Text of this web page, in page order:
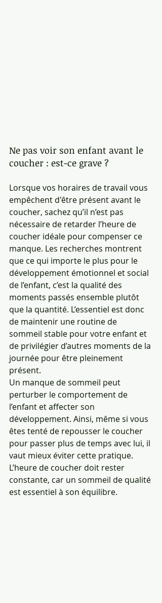
Ne pas voir son enfant avant le
coucher : est-ce grave ?
Lorsque vos horaires de travail vous
empêchent d'être présent avant le
coucher, sachez qu’il n’est pas
nécessaire de retarder l’heure de
coucher idéale pour compenser ce
manque. Les recherches montrent
que ce qui importe le plus pour le
développement émotionnel et social
de l’enfant, c’est la qualité des
moments passés ensemble plutôt
que la quantité. L’essentiel est donc
de maintenir une routine de
sommeil stable pour votre enfant et
de privilégier d’autres moments de la
journée pour être pleinement
présent.
Un manque de sommeil peut
perturber le comportement de
l’enfant et affecter son
développement. Ainsi, même si vous
êtes tenté de repousser le coucher
pour passer plus de temps avec lui, il
vaut mieux éviter cette pratique.
L’heure de coucher doit rester
constante, car un sommeil de qualité
est essentiel à son équilibre.